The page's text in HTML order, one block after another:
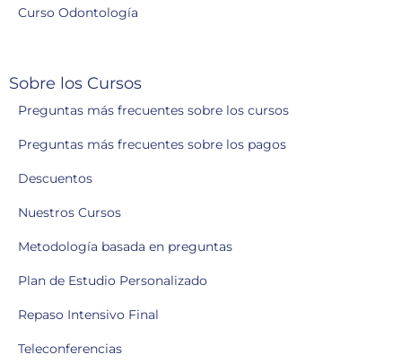
Curso Odontología
Sobre los Cursos
Preguntas más frecuentes sobre los cursos
Preguntas más frecuentes sobre los pagos
Descuentos
Nuestros Cursos
Metodología basada en preguntas
Plan de Estudio Personalizado
Repaso Intensivo Final
Teleconferencias